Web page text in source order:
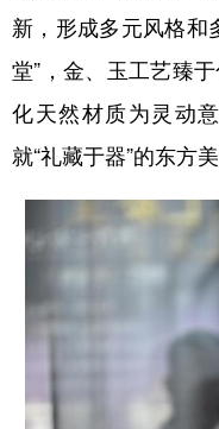
新，形成多元风格和
堂”，金、玉工艺臻
化天然材质为灵动
就“礼藏于器”的东方美